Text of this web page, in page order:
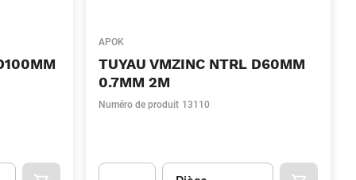
APOK
TUYAU VMZINC NTRL D60MM
0.7MM 2M
Numéro de produit 13110
Unité